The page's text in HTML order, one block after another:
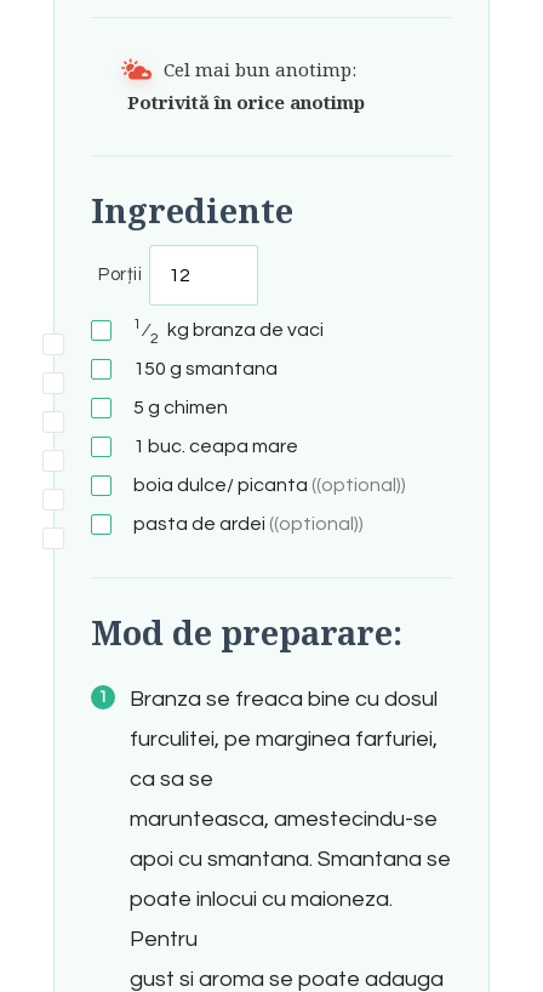
Cel mai bun anotimp:
Potrivită în orice anotimp
Ingrediente
Porții
1 ⁄2 kg branza de vaci
150 g smantana
5 g chimen
1 buc. ceapa mare
boia dulce/ picanta ((optional))
pasta de ardei ((optional))
Mod de preparare:
Branza se freaca bine cu dosul
furculitei, pe marginea farfuriei,
ca sa se
marunteasca, amestecindu-se
apoi cu smantana. Smantana se
poate inlocui cu maioneza.
Pentru
gust si aroma se poate adauga